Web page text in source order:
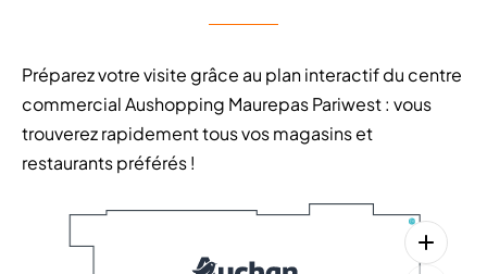
Préparez votre visite grâce au plan interactif du centre
commercial Aushopping Maurepas Pariwest : vous
trouverez rapidement tous vos magasins et
restaurants préférés !